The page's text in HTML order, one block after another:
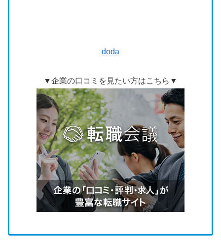
doda
▼企業の口コミを見たい方はこちら▼